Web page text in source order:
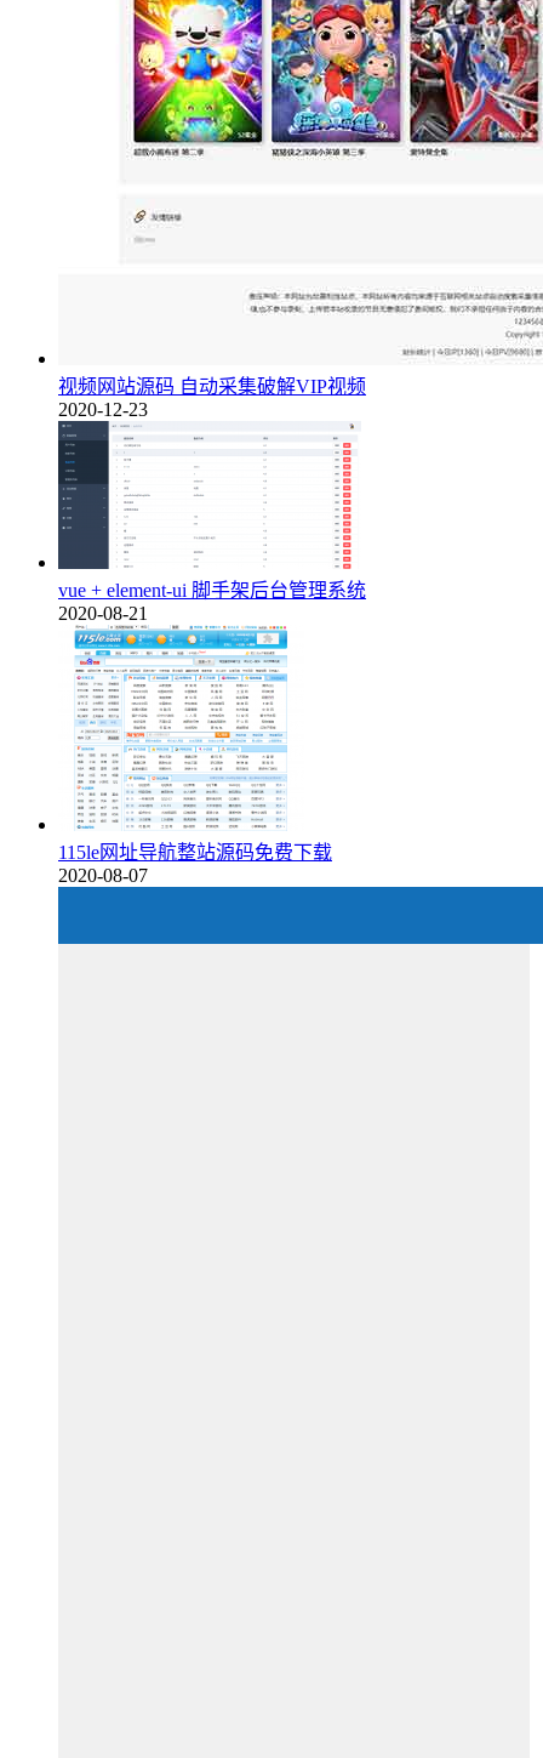
视频网站源码 自动采集破解VIP视频
2020-12-23
vue + element-ui 脚手架后台管理系统
2020-08-21
115le网址导航整站源码免费下载
2020-08-07